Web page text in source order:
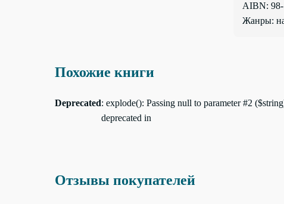
AIBN: 98-
Жанры:
Похожие книги
Deprecated: explode(): Passing null to parameter #2
deprecated in
Отзывы покупателей